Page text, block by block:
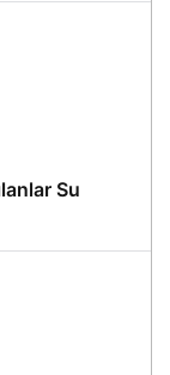
Su